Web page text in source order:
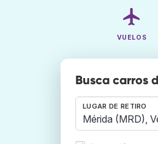
VUELOS
Busca carros
LUGAR DE RETIRO